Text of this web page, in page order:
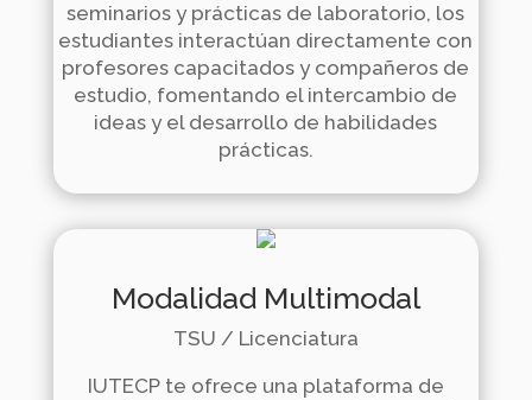
seminarios y prácticas de laboratorio, los
estudiantes interactúan directamente con
profesores capacitados y compañeros de
estudio, fomentando el intercambio de
ideas y el desarrollo de habilidades
prácticas.
Modalidad Multimodal
TSU / Licenciatura
IUTECP te ofrece una plataforma de